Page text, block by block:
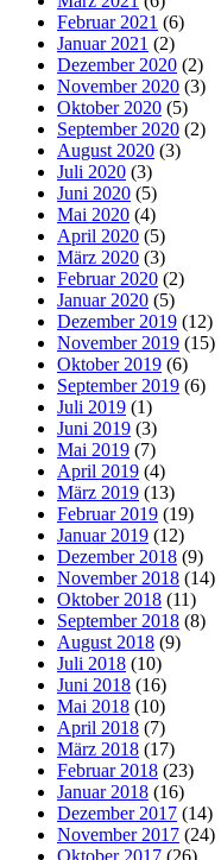
Februar 2021 (6)
Januar 2021 (2)
Dezember 2020 (2)
November 2020 (3)
Oktober 2020 (5)
September 2020 (2)
August 2020 (3)
Juli 2020 (3)
Juni 2020 (5)
Mai 2020 (4)
April 2020 (5)
März 2020 (3)
Februar 2020 (2)
Januar 2020 (5)
Dezember 2019 (12)
November 2019 (15)
Oktober 2019 (6)
September 2019 (6)
Juli 2019 (1)
Juni 2019 (3)
Mai 2019 (7)
April 2019 (4)
März 2019 (13)
Februar 2019 (19)
Januar 2019 (12)
Dezember 2018 (9)
November 2018 (14)
Oktober 2018 (11)
September 2018 (8)
August 2018 (9)
Juli 2018 (10)
Juni 2018 (16)
Mai 2018 (10)
April 2018 (7)
März 2018 (17)
Februar 2018 (23)
Januar 2018 (16)
Dezember 2017 (14)
November 2017 (24)
Oktober 2017 (26)